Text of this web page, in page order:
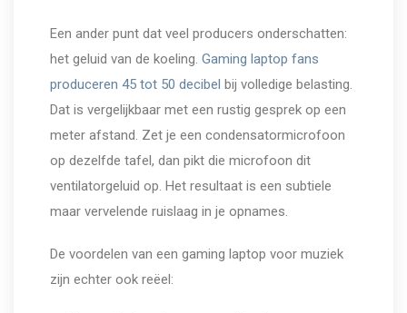
Een ander punt dat veel producers onderschatten:
het geluid van de koeling. Gaming laptop fans
produceren 45 tot 50 decibel bij volledige belasting.
Dat is vergelijkbaar met een rustig gesprek op een
meter afstand. Zet je een condensatormicrofoon
op dezelfde tafel, dan pikt die microfoon dit
ventilatorgeluid op. Het resultaat is een subtiele
maar vervelende ruislaag in je opnames.
De voordelen van een gaming laptop voor muziek
zijn echter ook reëel: